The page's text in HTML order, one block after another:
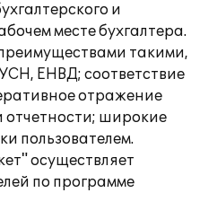
и
месте бухгалтера.
такими,
ЕНВД; соответствие
отражение
отчетности; широкие
пользователем.
осуществляет
по программе